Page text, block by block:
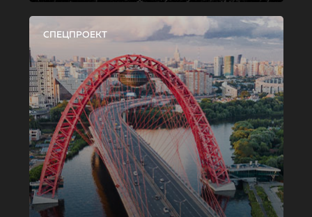
СПЕЦПРОЕКТ